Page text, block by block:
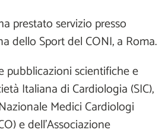
prestato servizio presso
dello Sport del CONI, a Roma.
pubblicazioni scientifiche e
Italiana di Cardiologia (SIC),
Medici Cardiologi
e dell’Associazione